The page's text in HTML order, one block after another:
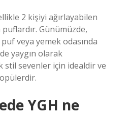
2 kişiyi ağırlayabilen
Günümüzde,
veya yemek odasında
yaygın olarak
stil sevenler için idealdir ve
YGH ne